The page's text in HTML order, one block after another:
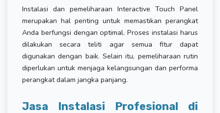
Instalasi dan pemeliharaan Interactive Touch Panel
merupakan hal penting untuk memastikan perangkat
Anda berfungsi dengan optimal. Proses instalasi harus
dilakukan secara teliti agar semua fitur dapat
digunakan dengan baik. Selain itu, pemeliharaan rutin
diperlukan untuk menjaga kelangsungan dan performa
perangkat dalam jangka panjang.
Jasa Instalasi Profesional di